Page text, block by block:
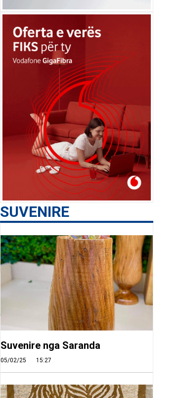
SUVENIRE
Suvenire nga Saranda
05/02/25 15:27